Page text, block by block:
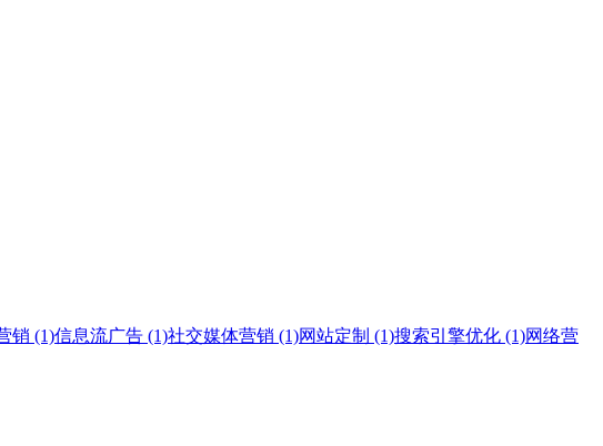
销 (1)信息流广告 (1)社交媒体营销 (1)网站定制 (1)搜索引擎优化 (1)网络营